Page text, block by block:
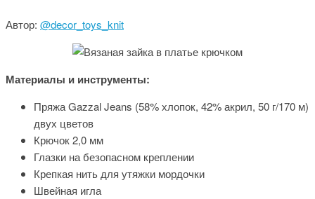
Автор: @decor_toys_knit
Материалы и инструменты:
Пряжа Gazzal Jeans (58% хлопок, 42% акрил, 50 г/170 м)
двух цветов
Крючок 2,0 мм
Глазки на безопасном креплении
Крепкая нить для утяжки мордочки
Швейная игла